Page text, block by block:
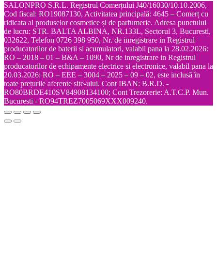
SALONPRO S.R.L. Registrul Comerțului J40/16030/10.10.2006,
Cod fiscal: RO19087130, Activitatea principală: 4645 – Comerț cu
ridicata al produselor cosmetice și de parfumerie. Adresa punctului
de lucru: STR. BALTA ALBINA, NR.133L, Sectorul 3, Bucuresti,
032622, Telefon 0726 398 950, Nr. de inregistrare in Registrul
producatorilor de baterii si acumulatori, valabil pana la 28.02.2026:
RO – 2018 – 01 – B&A – 1090, Nr de inregistrare in Registrul
producatorilor de echipamente electrice si electronice, valabil pana la
20.03.2026: RO – EEE – 3004 – 2025 – 09 – 02, este inclusă în
toate prețurile aferente site-ului. Cont IBAN: B.R.D. -
RO80BRDE410SV84908134100; Cont Trezorerie: A.T.C.P. Mun.
Bucuresti - RO94TREZ7005069XXX009240.